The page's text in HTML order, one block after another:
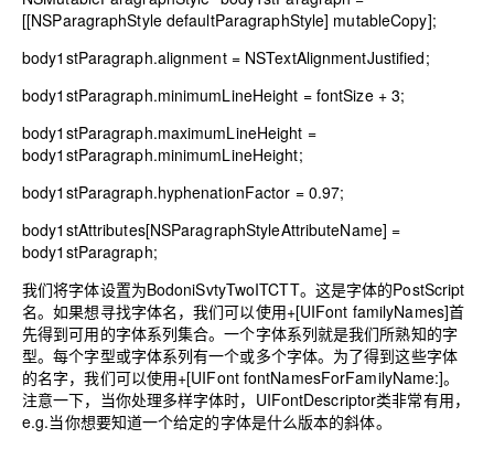
[[NSParagraphStyle defaultParagraphStyle] mutableCopy];
body1stParagraph.alignment = NSTextAlignmentJustified;
body1stParagraph.minimumLineHeight = fontSize + 3;
body1stParagraph.maximumLineHeight =
body1stParagraph.minimumLineHeight;
body1stParagraph.hyphenationFactor = 0.97;
body1stAttributes[NSParagraphStyleAttributeName] =
body1stParagraph;
我们将字体设置为BodoniSvtyTwoITCTT。这是字体的PostScript
名。如果想寻找字体名，我们可以使用+[UIFont familyNames]首
先得到可用的字体系列集合。一个字体系列就是我们所熟知的字
型。每个字型或字体系列有一个或多个字体。为了得到这些字体
的名字，我们可以使用+[UIFont fontNamesForFamilyName:]。
注意一下，当你处理多样字体时，UIFontDescriptor类非常有用，
e.g.当你想要知道一个给定的字体是什么版本的斜体。